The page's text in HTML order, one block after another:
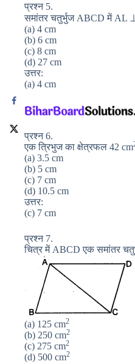
प्रश्न 5.
समांतर चतुर्भुज ABCD में AL
(a) 4 cm
(b) 6 cm
(c) 8 cm
(d) 27 cm
उत्तर:
(a) 4 cm
प्रश्न 6.
एक त्रिभुज का क्षेत्रफल 42 cm
(a) 3.5 cm
(b) 5 cm
(c) 7 cm
(d) 10.5 cm
उत्तर:
(c) 7 cm
प्रश्न 7.
चित्र में ABCD एक समांतर
(a) 125 cm2
(b) 250 cm2
(c) 275 cm2
(d) 500 cm2